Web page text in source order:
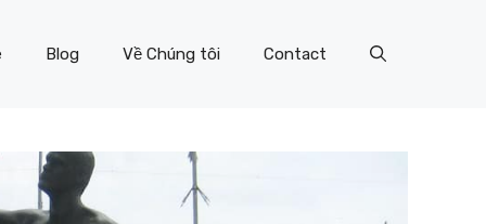
Blog Về Chúng tôi Contact